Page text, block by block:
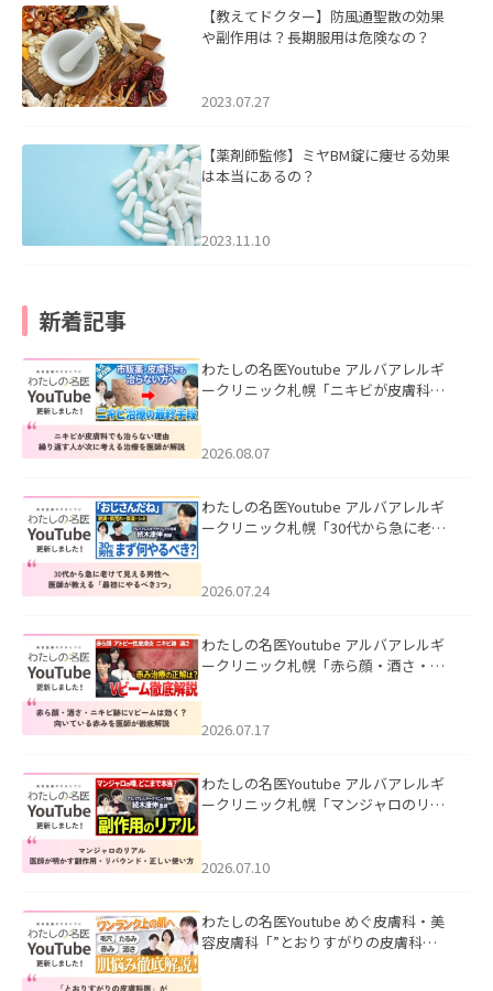
【教えてドクター】防風通聖散の効果
や副作用は？長期服用は危険なの？
2023.07.27
【薬剤師監修】ミヤBM錠に痩せる効果
は本当にあるの？
2023.11.10
新着記事
わたしの名医Youtube アルバアレルギ
ークリニック札幌「ニキビが皮膚科で
ました。
2026.08.07
わたしの名医Youtube アルバアレルギ
ークリニック札幌「30代から急に老け
た。
2026.07.24
わたしの名医Youtube アルバアレルギ
ークリニック札幌「赤ら顔・酒さ・ニ
した。
2026.07.17
わたしの名医Youtube アルバアレルギ
ークリニック札幌「マンジャロのリア
た。
2026.07.10
わたしの名医Youtube めぐ皮膚科・美
容皮膚科「”とおりすがりの皮膚科